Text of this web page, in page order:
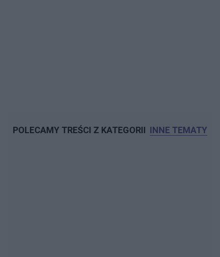
POLECAMY TREŚCI Z KATEGORII INNE TEMATY